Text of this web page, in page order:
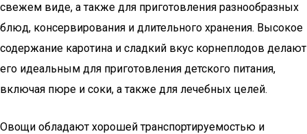
свежем виде, а также для приготовления разнообразных
блюд, консервирования и длительного хранения. Высокое
содержание каротина и сладкий вкус корнеплодов делают
его идеальным для приготовления детского питания,
включая пюре и соки, а также для лечебных целей.
Овощи обладают хорошей транспортируемостью и